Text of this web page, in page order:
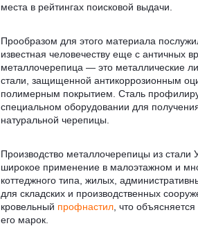
места в рейтингах поисковой выдачи.
Прообразом для этого материала
известная человечеству еще с античных
металлочерепица — это металлические
стали, защищенной антикоррозионным
полимерным покрытием. Сталь
специальном оборудовании для
натуральной черепицы.
Производство металлочерепицы из
широкое применение в малоэтажном и
коттеджного типа, жилых,
для складских и производственных
кровельный профнастил , что
его марок.